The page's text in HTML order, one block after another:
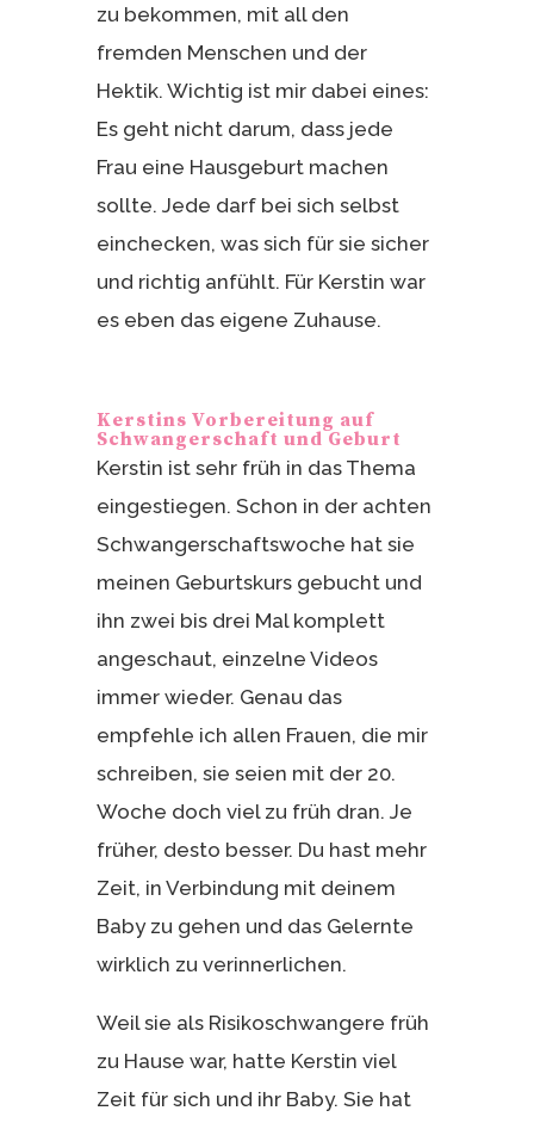
zu bekommen, mit all den
fremden Menschen und der
Hektik. Wichtig ist mir dabei eines:
Es geht nicht darum, dass jede
Frau eine Hausgeburt machen
sollte. Jede darf bei sich selbst
einchecken, was sich für sie sicher
und richtig anfühlt. Für Kerstin war
es eben das eigene Zuhause.
Kerstins Vorbereitung auf
Schwangerschaft und Geburt
Kerstin ist sehr früh in das Thema
eingestiegen. Schon in der achten
Schwangerschaftswoche hat sie
meinen Geburtskurs gebucht und
ihn zwei bis drei Mal komplett
angeschaut, einzelne Videos
immer wieder. Genau das
empfehle ich allen Frauen, die mir
schreiben, sie seien mit der 20.
Woche doch viel zu früh dran. Je
früher, desto besser. Du hast mehr
Zeit, in Verbindung mit deinem
Baby zu gehen und das Gelernte
wirklich zu verinnerlichen.
Weil sie als Risikoschwangere früh
zu Hause war, hatte Kerstin viel
Zeit für sich und ihr Baby. Sie hat